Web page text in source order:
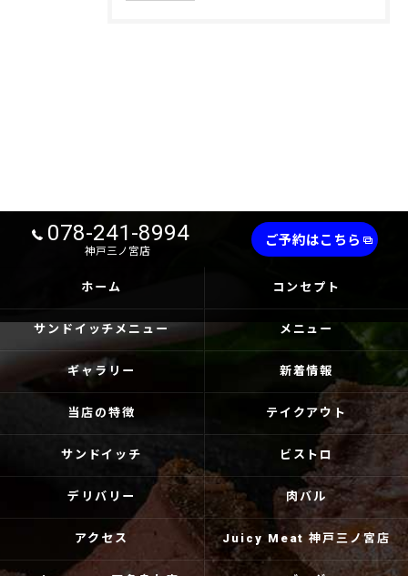
078-241-8994
神戸三ノ宮店
ご予約はこちら
ホーム コンセプト
サンドイッチメニュー メニュー
ギャラリー 新着情報
当店の特徴 テイクアウト
サンドイッチ ビストロ
デリバリー 肉バル
アクセス Juicy Meat 神戸三ノ宮店